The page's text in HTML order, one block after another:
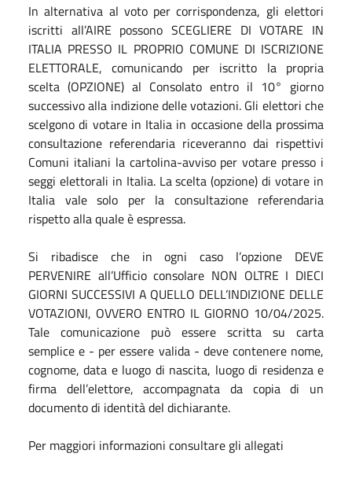
In alternativa al voto per corrispondenza, gli elettori
iscritti all’AIRE possono SCEGLIERE DI VOTARE IN
ITALIA PRESSO IL PROPRIO COMUNE DI ISCRIZIONE
ELETTORALE, comunicando per iscritto la propria
scelta (OPZIONE) al Consolato entro il 10° giorno
successivo alla indizione delle votazioni. Gli elettori che
scelgono di votare in Italia in occasione della prossima
consultazione referendaria riceveranno dai rispettivi
Comuni italiani la cartolina-avviso per votare presso i
seggi elettorali in Italia. La scelta (opzione) di votare in
Italia vale solo per la consultazione referendaria
rispetto alla quale è espressa.
Si ribadisce che in ogni caso l’opzione DEVE
PERVENIRE all’Ufficio consolare NON OLTRE I DIECI
GIORNI SUCCESSIVI A QUELLO DELL’INDIZIONE DELLE
VOTAZIONI, OVVERO ENTRO IL GIORNO 10/04/2025.
Tale comunicazione può essere scritta su carta
semplice e - per essere valida - deve contenere nome,
cognome, data e luogo di nascita, luogo di residenza e
firma dell’elettore, accompagnata da copia di un
documento di identità del dichiarante.
Per maggiori informazioni consultare gli allegati